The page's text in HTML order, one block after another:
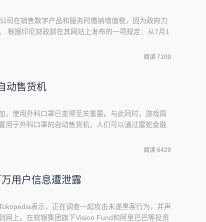
司在销售数字产品和服务时缴纳增值税，因为政府力
根据印尼财政部在其网站上发布的一项规定：从7月1
字游戏。政府此前曾表示，Spotify和Netflix等流媒体
司均未回复置评请求。通
阅读 7209
动售货机
，使用外科口罩已变得至关重要。与此同时，游戏周
用于外科口罩的自动售货机，人们可以通过雷蛇金融
品，现在雷蛇专用口罩生产线已经正式投产，作为新
阅读 6429
用户信息遭泄露
表示，正在调查一起攻击未遂黑客行为，并声
网上。在软银集团旗下Vision Fund和阿里巴巴等投资